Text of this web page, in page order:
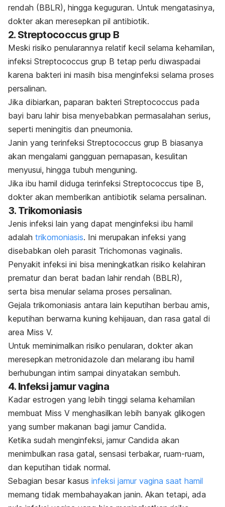
rendah (BBLR), hingga keguguran. Untuk mengatasinya,
dokter akan meresepkan pil antibiotik.
2. Streptococcusgrup B
Meski risiko penularannya relatif kecil selama kehamilan,
infeksi Streptococcus grup B tetap perlu diwaspadai
karena bakteri ini masih bisa menginfeksi selama proses
persalinan.
Jika dibiarkan, paparan bakteri Streptococcus pada
bayi baru lahir bisa menyebabkan permasalahan serius,
seperti meningitis dan pneumonia.
Janin yang terinfeksi Streptococcus grup B biasanya
akan mengalami gangguan pernapasan, kesulitan
menyusui, hingga tubuh menguning.
Jika ibu hamil diduga terinfeksi Streptococcus tipe B,
dokter akan memberikan antibiotik selama persalinan.
3. Trikomoniasis
Jenis infeksi lain yang dapat menginfeksi ibu hamil
adalah trikomoniasis. Ini merupakan infeksi yang
disebabkan oleh parasit Trichomonas vaginalis.
Penyakit infeksi ini bisa meningkatkan risiko kelahiran
prematur dan berat badan lahir rendah (BBLR),
serta bisa menular selama proses persalinan.
Gejala trikomoniasis antara lain keputihan berbau amis,
keputihan berwarna kuning kehijauan, dan rasa gatal di
area Miss V.
Untuk meminimalkan risiko penularan, dokter akan
meresepkan metronidazole dan melarang ibu hamil
berhubungan intim sampai dinyatakan sembuh.
4. Infeksi jamur vagina
Kadar estrogen yang lebih tinggi selama kehamilan
membuat Miss V menghasilkan lebih banyak glikogen
yang sumber makanan bagi jamur Candida.
Ketika sudah menginfeksi, jamur Candida akan
menimbulkan rasa gatal, sensasi terbakar, ruam-ruam,
dan keputihan tidak normal.
Sebagian besar kasus infeksi jamur vagina saat hamil
memang tidak membahayakan janin. Akan tetapi, ada